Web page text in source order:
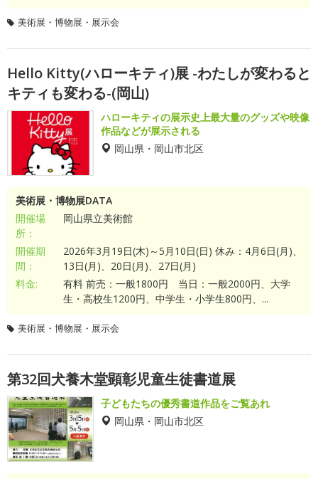
美術展・博物展・展示会
Hello Kitty(ハローキティ)展 -わたしが変わると
キティも変わる-(岡山)
ハローキティの展示史上最大量のグッズや映像
作品などが展示される
岡山県・岡山市北区
美術展・博物展DATA
開催場
所：
岡山県立美術館
開催期
間：
2026年3月19日(木)～5月10日(日) 休み：4月6日(月)、
13日(月)、20日(月)、27日(月)
料金:
有料 前売：一般1800円 当日：一般2000円、大学
生・高校生1200円、中学生・小学生800円、...
美術展・博物展・展示会
第32回犬養木堂顕彰児童生徒書道展
子どもたちの優秀書道作品をご覧あれ
岡山県・岡山市北区